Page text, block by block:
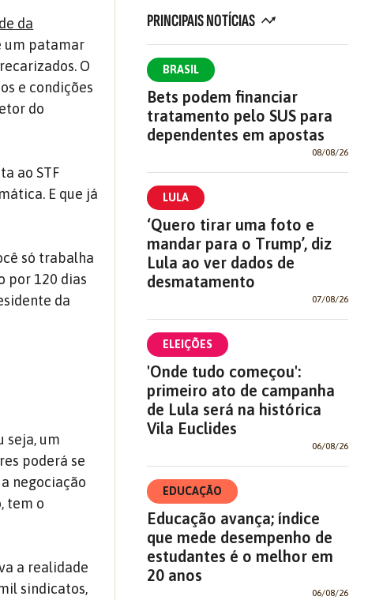
da
um patamar
O
e condições
do
ao STF
E que já
só trabalha
por 120 dias
da
seja, um
poderá se
negociação
tem o
a realidade
sindicatos,
PRINCIPAIS NOTÍCIAS
BRASIL
Bets podem financiar
tratamento pelo SUS para
dependentes em apostas
08/08/26
LULA
‘Quero tirar uma foto e
mandar para o Trump’, diz
Lula ao ver dados de
desmatamento
07/08/26
ELEIÇÕES
'Onde tudo começou':
primeiro ato de campanha
de Lula será na histórica
Vila Euclides
06/08/26
EDUCAÇÃO
Educação avança; índice
que mede desempenho de
estudantes é o melhor em
20 anos
06/08/26